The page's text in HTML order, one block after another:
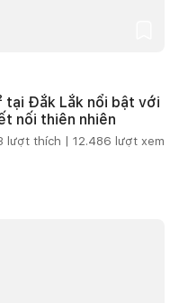
tại Đắk Lắk nổi bật với
nối thiên nhiên
lượt thích | 12.486 lượt xem